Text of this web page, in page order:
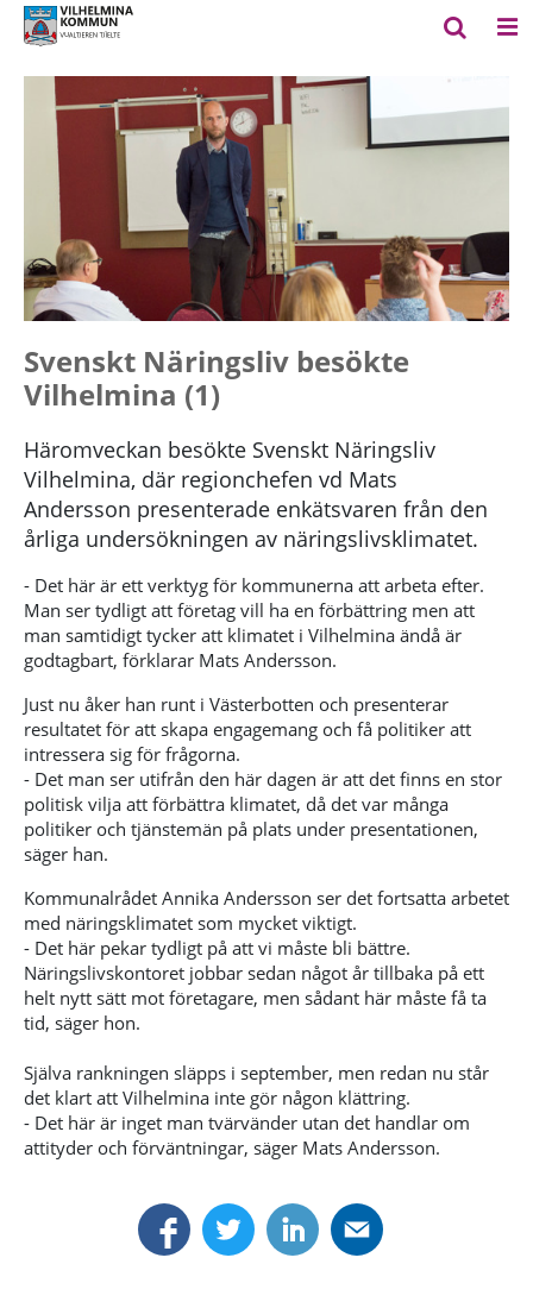
Svenskt Näringsliv besökte
Vilhelmina (1)
Häromveckan besökte Svenskt Näringsliv
Vilhelmina, där regionchefen vd Mats
Andersson presenterade enkätsvaren från den
årliga undersökningen av näringslivsklimatet.
- Det här är ett verktyg för kommunerna att arbeta efter.
Man ser tydligt att företag vill ha en förbättring men att
man samtidigt tycker att klimatet i Vilhelmina ändå är
godtagbart, förklarar Mats Andersson.
Just nu åker han runt i Västerbotten och presenterar
resultatet för att skapa engagemang och få politiker att
intressera sig för frågorna.
- Det man ser utifrån den här dagen är att det finns en stor
politisk vilja att förbättra klimatet, då det var många
politiker och tjänstemän på plats under presentationen,
säger han.
Kommunalrådet Annika Andersson ser det fortsatta arbetet
med näringsklimatet som mycket viktigt.
- Det här pekar tydligt på att vi måste bli bättre.
Näringslivskontoret jobbar sedan något år tillbaka på ett
helt nytt sätt mot företagare, men sådant här måste få ta
tid, säger hon.
Själva rankningen släpps i september, men redan nu står
det klart att Vilhelmina inte gör någon klättring.
- Det här är inget man tvärvänder utan det handlar om
attityder och förväntningar, säger Mats Andersson.